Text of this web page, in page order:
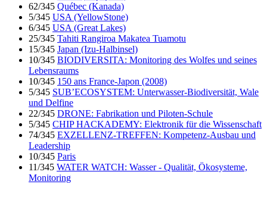
62/345 Québec (Kanada)
5/345 USA (YellowStone)
6/345 USA (Great Lakes)
25/345 Tahiti Rangiroa Makatea Tuamotu
15/345 Japan (Izu-Halbinsel)
10/345 BIODIVERSITA: Monitoring des Wolfes und seines
Lebensraums
10/345 150 ans France-Japon (2008)
5/345 SUB’ECOSYSTEM: Unterwasser-Biodiversität, Wale
und Delfine
22/345 DRONE: Fabrikation und Piloten-Schule
5/345 CHIP HACKADEMY: Elektronik für die Wissenschaft
74/345 EXZELLENZ-TREFFEN: Kompetenz-Ausbau und
Leadership
10/345 Paris
11/345 WATER WATCH: Wasser - Qualität, Ökosysteme,
Monitoring